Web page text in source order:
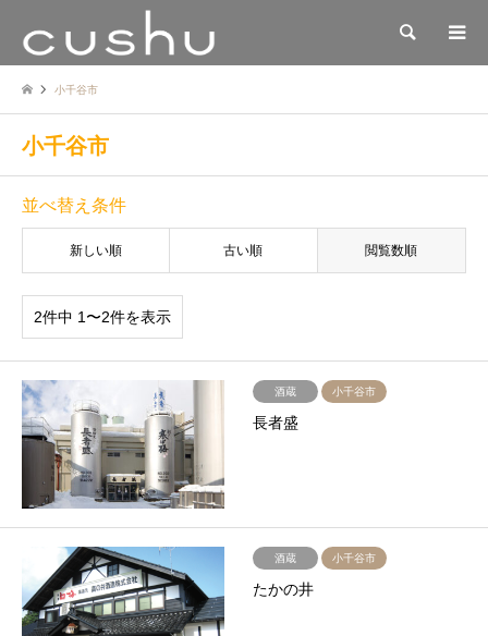
検索
小千谷市
小千谷市
並べ替え条件
新しい順 古い順 閲覧数順
2件中 1〜2件を表示
酒蔵 小千谷市
長者盛
酒蔵 小千谷市
たかの井